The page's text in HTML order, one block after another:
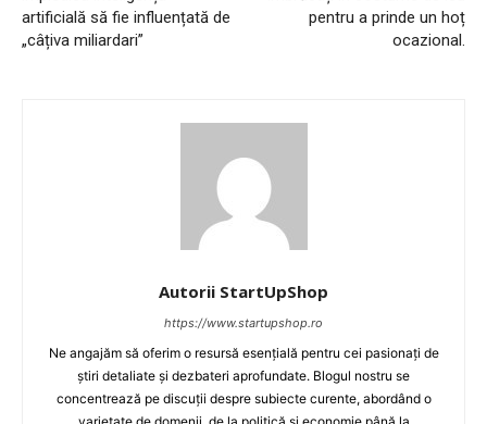
artificială să fie influențată de
„câțiva miliardari”
pentru a prinde un hoț
ocazional.
Autorii StartUpShop
https://www.startupshop.ro
Ne angajăm să oferim o resursă esențială pentru cei pasionați de
știri detaliate și dezbateri aprofundate. Blogul nostru se
concentrează pe discuții despre subiecte curente, abordând o